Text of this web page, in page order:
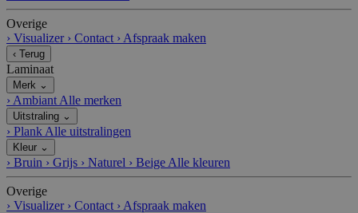
Overige
› Visualizer › Contact › Afspraak maken
‹ Terug
Laminaat
Merk ⌄
› Ambiant Alle merken
Uitstraling ⌄
› Plank Alle uitstralingen
Kleur ⌄
› Bruin › Grijs › Naturel › Beige Alle kleuren
Overige
› Visualizer › Contact › Afspraak maken